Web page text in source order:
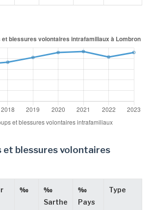
et blessures volontaires
‰
‰
Sarthe
‰
Pays
Type